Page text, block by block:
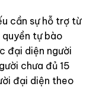
cần sự hỗ trợ từ
tự bào
đại diện người
chưa đủ 15
đại diện theo